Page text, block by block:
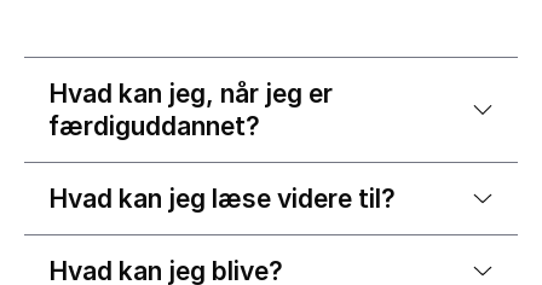
Hvad kan jeg, når jeg er
færdiguddannet?
Hvad kan jeg læse videre til?
Hvad kan jeg blive?